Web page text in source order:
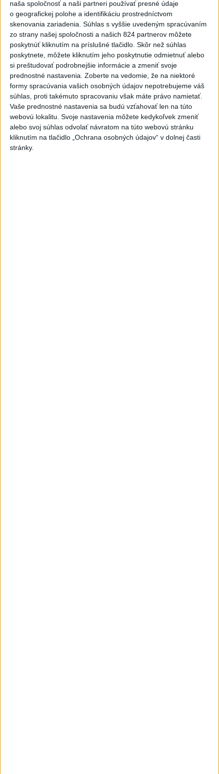
naša spoločnosť a naši partneri používať presné údaje
o geografickej polohe a identifikáciu prostredníctvom
skenovania zariadenia. Súhlas s vyššie uvedeným spracúvaním
zo strany našej spoločnosti a našich 824 partnerov môžete
poskytnúť kliknutím na príslušné tlačidlo. Skôr než súhlas
poskytnete, môžete kliknutím jeho poskytnutie odmietnuť alebo
si preštudovať podrobnejšie informácie a zmeniť svoje
prednostné nastavenia. Zoberte na vedomie, že na niektoré
formy spracúvania vašich osobných údajov nepotrebujeme váš
súhlas, proti takémuto spracovaniu však máte právo namietať.
Vaše prednostné nastavenia sa budú vzťahovať len na túto
webovú lokalitu. Svoje nastavenia môžete kedykoľvek zmeniť
alebo svoj súhlas odvolať návratom na túto webovú stránku
kliknutím na tlačidlo „Ochrana osobných údajov“ v dolnej časti
stránky.
výborne hrali presilovky aj oslabenia. Som rád, že
sme nepoľavili a pokračovali sme v našej hre. Deň
voľna pomohol, že sme nešli na ľad a trošku sme
vypli od hokeja. Išli sme si zahrať futbal a pomohlo
to. Prvýkrát som videl, že až po odpískaní sme
zistili, že sme dali gól, ale našťastie to tam padlo.
Musíme sa pozrieť, ako hrajú Česi, tiež majú
výborný tím. Bude to dôležitý zápas z pohľadu
tabuľky, ale keď budeme hrať náš hokej, tak
budeme úspešní.“